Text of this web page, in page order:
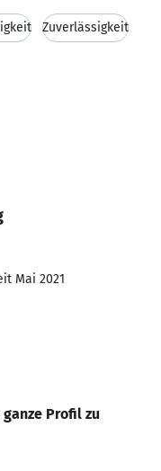
Zuverlässigkeit
Mai 2021
Profil zu